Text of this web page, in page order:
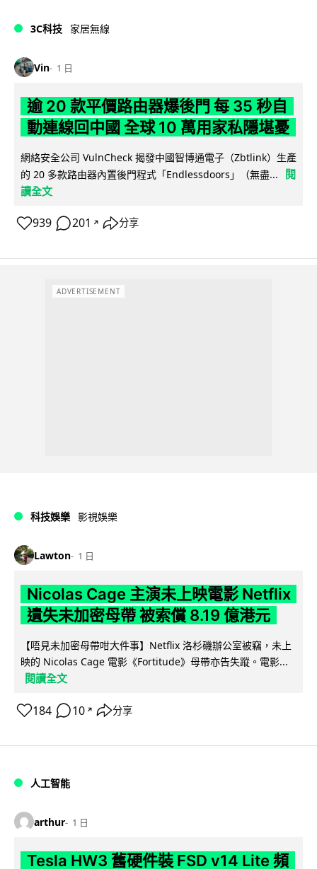
3C科技 家居無線
Vin 1 日
逾 20 款平價路由器爆後門 每 35 秒自
動連線回中國 全球 10 萬用家私隱堪憂
網絡安全公司 VulnCheck 揭發中國智博通電子（Zbtlink）生產
的 20 多款路由器內置後門程式「Endlessdoors」（無盡...
閱
讀全文
939 201 ↗ 分享
ADVERTISEMENT
科技娛樂 影視娛樂
Lawton 1 日
Nicolas Cage 主演未上映電影 Netflix
遺失未加密母帶 被索償 8.19 億港元
【唔見未加密母帶咁大件事】Netflix 洛杉磯辦公室被竊，未上
映的 Nicolas Cage 電影《Fortitude》母帶亦告失蹤。電影...
閱讀全文
184 10 ↗ 分享
人工智能
arthur 1 日
Tesla HW3 舊硬件裝 FSD v14 Lite 頻